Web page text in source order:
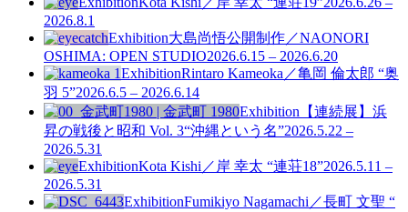
2026.8.1
Exhibition大島尚悟公開制作／NAONORI
OSHIMA: OPEN STUDIO2026.6.15 – 2026.6.20
ExhibitionRintaro Kameoka／亀岡 倫太郎 “奥
羽 5”2026.6.5 – 2026.6.14
Exhibition 【連続展】浜
昇の戦後と昭和 Vol. 3“沖縄という名”2026.5.22 –
2026.5.31
ExhibitionKota Kishi／岸 幸太 “連荘18”2026.5.11 –
2026.5.31
ExhibitionFumikiyo Nagamachi／長町 文聖 “